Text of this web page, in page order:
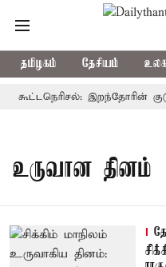
தமிழகம் தேசியம்
கூட்டநெரிசல்: இறந்தோரின்
உருவான தினம்